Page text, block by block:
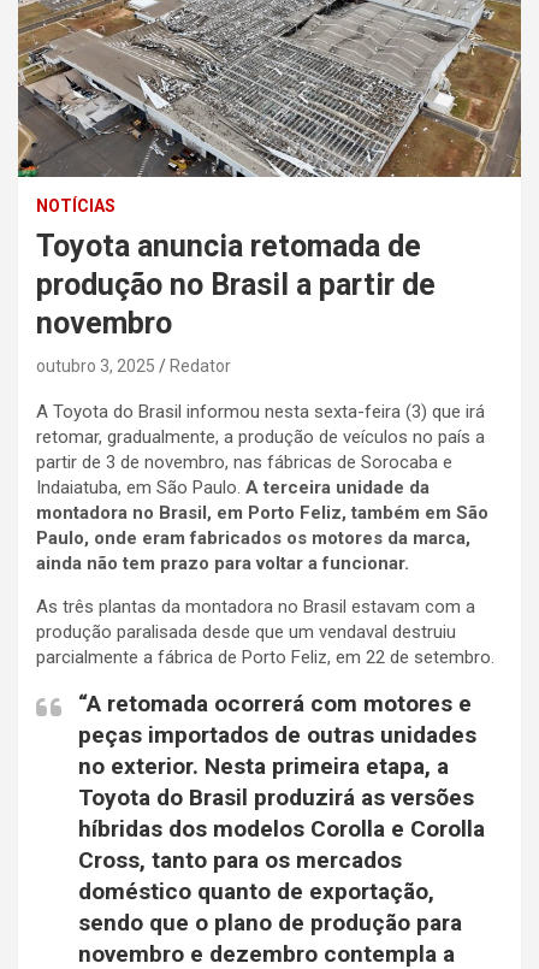
NOTÍCIAS
Toyota anuncia retomada de
produção no Brasil a partir de
novembro
outubro 3, 2025 Redator
A Toyota do Brasil informou nesta sexta-feira (3) que irá
retomar, gradualmente, a produção de veículos no país a
partir de 3 de novembro, nas fábricas de Sorocaba e
Indaiatuba, em São Paulo. A terceira unidade da
montadora no Brasil, em Porto Feliz, também em São
Paulo, onde eram fabricados os motores da marca,
ainda não tem prazo para voltar a funcionar.
As três plantas da montadora no Brasil estavam com a
produção paralisada desde que um vendaval destruiu
parcialmente a fábrica de Porto Feliz, em 22 de setembro.
“A retomada ocorrerá com motores e
peças importados de outras unidades
no exterior. Nesta primeira etapa, a
Toyota do Brasil produzirá as versões
híbridas dos modelos Corolla e Corolla
Cross, tanto para os mercados
doméstico quanto de exportação,
sendo que o plano de produção para
novembro e dezembro contempla a